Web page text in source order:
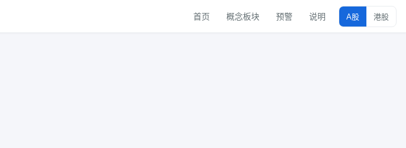
首页 概念板块 预警 说明 A股 港股